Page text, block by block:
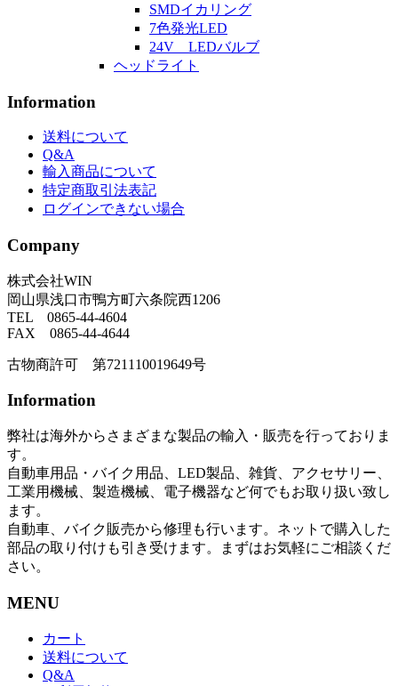
SMDイカリング
7色発光LED
24V LEDバルブ
ヘッドライト
Information
送料について
Q&A
輸入商品について
特定商取引法表記
ログインできない場合
Company
株式会社WIN
岡山県浅口市鴨方町六条院西1206
TEL 0865-44-4604
FAX 0865-44-4644
古物商許可 第721110019649号
Information
弊社は海外からさまざまな製品の輸入・販売を行っておりま
す。
自動車用品・バイク用品、LED製品、雑貨、アクセサリー、
工業用機械、製造機械、電子機器など何でもお取り扱い致し
ます。
自動車、バイク販売から修理も行います。ネットで購入した
部品の取り付けも引き受けます。まずはお気軽にご相談くだ
さい。
MENU
カート
送料について
Q&A